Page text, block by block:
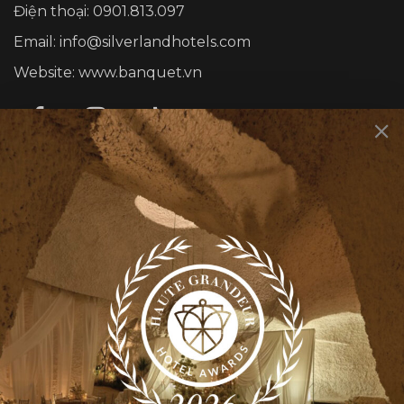
Điện thoại: 0901.813.097
Email: info@silverlandhotels.com
Website: www.banquet.vn
DỊCH VỤ
Sự kiện cá nhân
Sự kiện công ty
Rooty Bar
Smith’s Kitchen & Bar
THÔNG TIN CHUNG
Giới thiệu